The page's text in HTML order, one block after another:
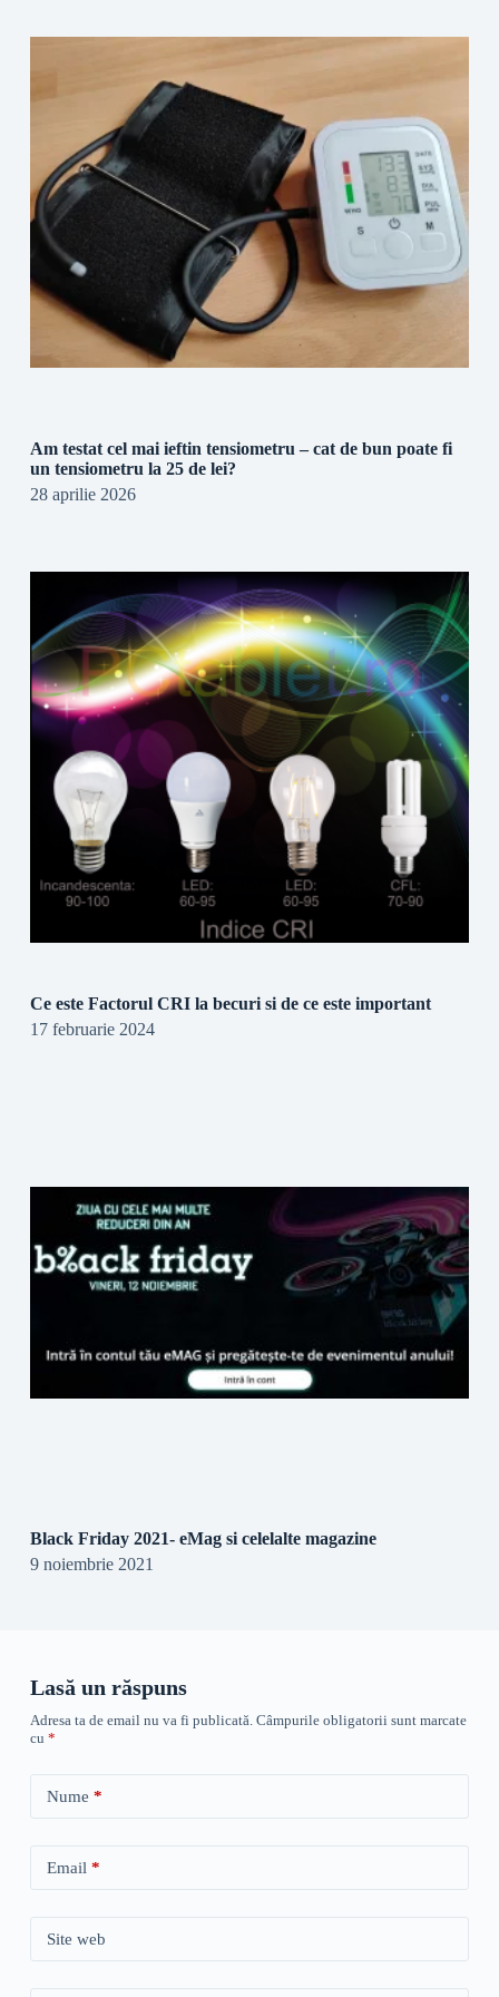
Am testat cel mai ieftin tensiometru – cat de bun poate fi
un tensiometru la 25 de lei?
28 aprilie 2026
Ce este Factorul CRI la becuri si de ce este important
17 februarie 2024
Black Friday 2021- eMag si celelalte magazine
9 noiembrie 2021
Lasă un răspuns
Adresa ta de email nu va fi publicată. Câmpurile obligatorii sunt marcate
cu *
Nume *
Email *
Site web